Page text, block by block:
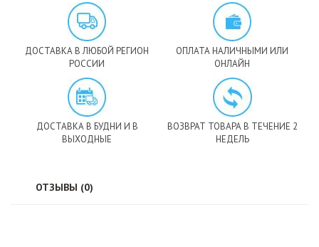
ДОСТАВКА В ЛЮБОЙ РЕГИОН
РОССИИ
ОПЛАТА НАЛИЧНЫМИ ИЛИ
ОНЛАЙН
ДОСТАВКА В БУДНИ И В
ВЫХОДНЫЕ
ВОЗВРАТ ТОВАРА В ТЕЧЕНИЕ 2
НЕДЕЛЬ
ОТЗЫВЫ (0)